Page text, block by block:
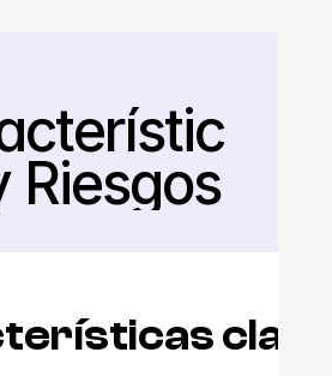
Regresar
Riesgos